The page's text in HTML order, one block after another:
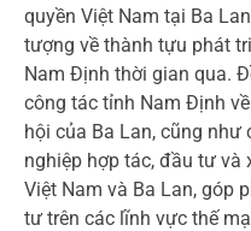
quyền Việt Nam tại Ba
tượng về thành tựu phát
Nam Định thời gian qua.
công tác tỉnh Nam Định
hội của Ba Lan, cũng như
nghiệp hợp tác, đầu tư và
Việt Nam và Ba Lan, góp
tư trên các lĩnh vực thế